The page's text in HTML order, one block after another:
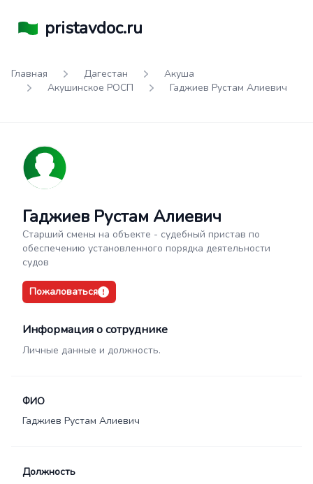
pristavdoc.ru
Главная Дагестан
Акуша
Акушинское РОСП
Гаджиев Рустам Алиевич
Гаджиев Рустам Алиевич
Старший смены на объекте - судебный пристав по
обеспечению установленного порядка деятельности
судов
Пожаловаться
Информация о сотруднике
Личные данные и должность.
ФИО
Гаджиев Рустам Алиевич
Должность